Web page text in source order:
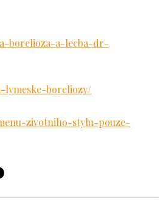
borelioza-a-lecba-dr-
lymeske-boreliozy/
zivotniho-stylu-pouze-